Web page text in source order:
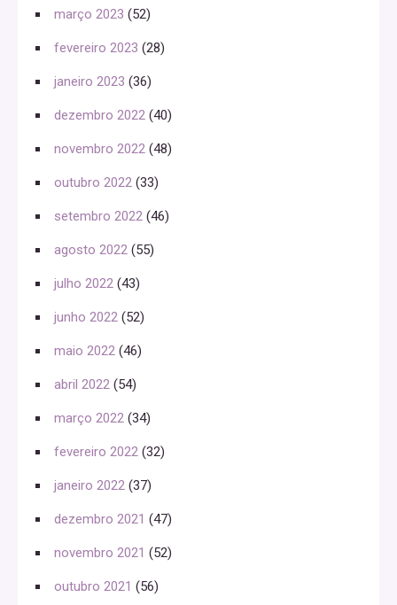
março 2023 (52)
fevereiro 2023 (28)
janeiro 2023 (36)
dezembro 2022 (40)
novembro 2022 (48)
outubro 2022 (33)
setembro 2022 (46)
agosto 2022 (55)
julho 2022 (43)
junho 2022 (52)
maio 2022 (46)
abril 2022 (54)
março 2022 (34)
fevereiro 2022 (32)
janeiro 2022 (37)
dezembro 2021 (47)
novembro 2021 (52)
outubro 2021 (56)